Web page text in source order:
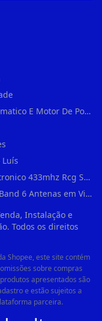
Duvidas De Clientes Sobre Portao Automatico E Motor De Portao Motor Para Portao De Ferro
6 Controle Remoto 3 Canais Portão Eletronico 433mhz Rcg Seg Garen Ppa em Vila Clementino
Extensor Repetidor Wi Fi 5g 2.4g Dual Band 6 Antenas em Vila Sônia
Instalação e
Todos os direitos
Shopee, este site contém
sobre compras
apresentados são
e estão sujeitos a
parceira.